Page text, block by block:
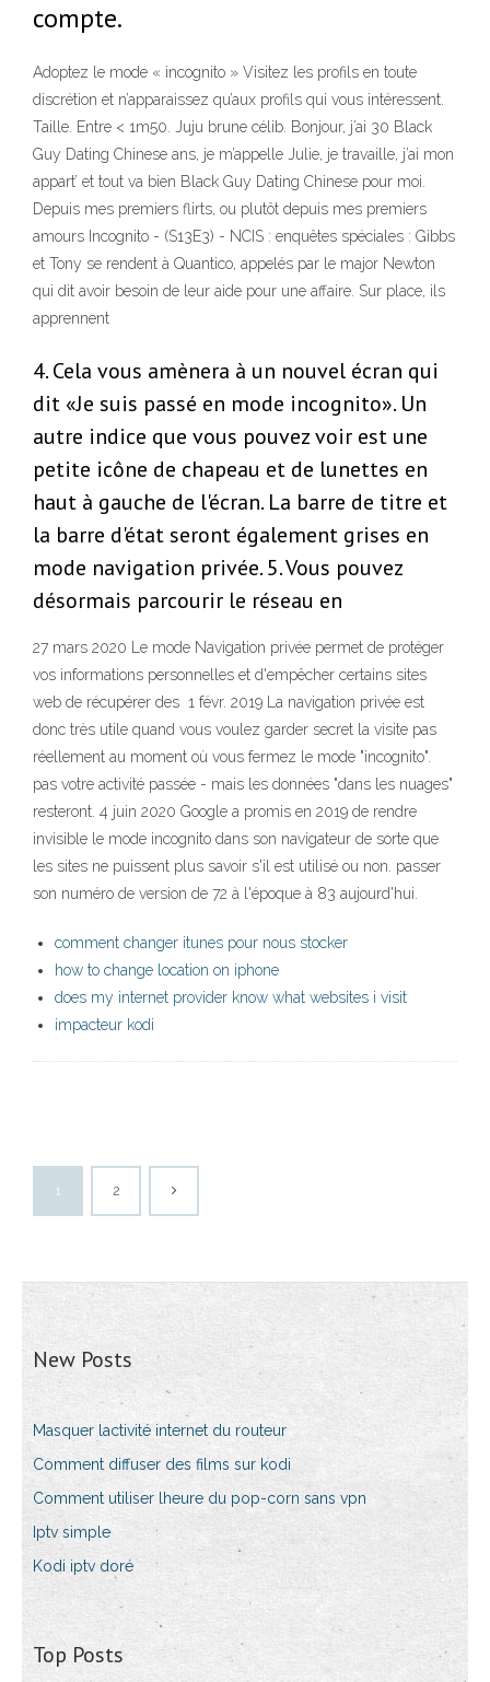
compte.
Adoptez le mode « incognito » Visitez les profils en toute
discrétion et n’apparaissez qu’aux profils qui vous intéressent.
Taille. Entre < 1m50. Juju brune célib. Bonjour, j’ai 30 Black
Guy Dating Chinese ans, je m’appelle Julie, je travaille, j’ai mon
appart’ et tout va bien Black Guy Dating Chinese pour moi.
Depuis mes premiers flirts, ou plutôt depuis mes premiers
amours Incognito - (S13E3) - NCIS : enquêtes spéciales : Gibbs
et Tony se rendent à Quantico, appelés par le major Newton
qui dit avoir besoin de leur aide pour une affaire. Sur place, ils
apprennent
4. Cela vous amènera à un nouvel écran qui
dit «Je suis passé en mode incognito». Un
autre indice que vous pouvez voir est une
petite icône de chapeau et de lunettes en
haut à gauche de l'écran. La barre de titre et
la barre d'état seront également grises en
mode navigation privée. 5. Vous pouvez
désormais parcourir le réseau en
27 mars 2020 Le mode Navigation privée permet de protéger
vos informations personnelles et d'empêcher certains sites
web de récupérer des 1 févr. 2019 La navigation privée est
donc très utile quand vous voulez garder secret la visite pas
réellement au moment où vous fermez le mode "incognito".
pas votre activité passée - mais les données "dans les nuages"
resteront. 4 juin 2020 Google a promis en 2019 de rendre
invisible le mode incognito dans son navigateur de sorte que
les sites ne puissent plus savoir s'il est utilisé ou non. passer
son numéro de version de 72 à l'époque à 83 aujourd'hui.
comment changer itunes pour nous stocker
how to change location on iphone
does my internet provider know what websites i visit
impacteur kodi
1 2
New Posts
Masquer lactivité internet du routeur
Comment diffuser des films sur kodi
Comment utiliser lheure du pop-corn sans vpn
Iptv simple
Kodi iptv doré
Top Posts